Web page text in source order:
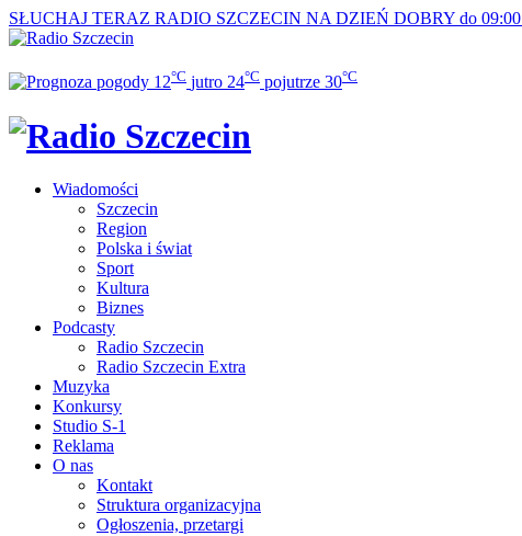
SŁUCHAJ TERAZ RADIO SZCZECIN NA DZIEŃ DOBRY do 09:00
12°C jutro 24°C pojutrze 30°C
Wiadomości
Szczecin
Region
Polska i świat
Sport
Kultura
Biznes
Podcasty
Radio Szczecin
Radio Szczecin Extra
Muzyka
Konkursy
Studio S-1
Reklama
O nas
Kontakt
Struktura organizacyjna
Ogłoszenia, przetargi